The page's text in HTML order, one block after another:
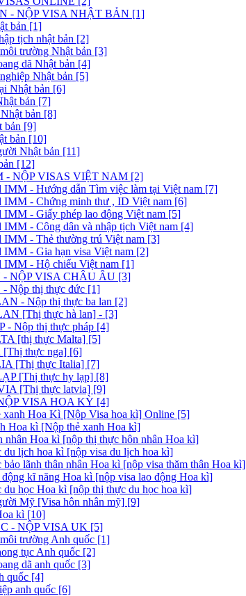
- NỘP VISA NHẬT BẢN [1]
bản [1]
tịch nhật bản [2]
trường Nhật bản [3]
dã Nhật bản [4]
Nhật bản [5]
Nhật bản [6]
bản [7]
bản [8]
bản [9]
bản [10]
Nhật bản [11]
[12]
- NỘP VISAS VIỆT NAM [2]
IMM - Hướng dẫn Tìm việc làm tại Việt nam [7]
IMM - Chứng minh thư , ID Việt nam [6]
IMM - Giấy phép lao động Việt nam [5]
IMM - Công dân và nhập tịch Việt nam [4]
IMM - Thẻ thường trú Việt nam [3]
IMM - Gia hạn visa Việt nam [2]
IMM - Hộ chiếu Việt nam [1]
NỘP VISA CHÂU ÂU [3]
Nộp thị thực đức [1]
- Nộp thị thực ba lan [2]
[Thị thực hà lan] - [3]
- Nộp thị thực pháp [4]
[thị thực Malta] [5]
thực nga] [6]
[Thị thực Italia] [7]
[Thị thực hy lạp] [8]
[Thị thực latvia] [9]
VISA HOA KỲ [4]
xanh Hoa Kì [Nộp Visa hoa kì] Online [5]
Hoa kì [Nộp thẻ xanh Hoa kì]
nhân Hoa kì [nộp thị thực hôn nhân Hoa kì]
du lịch hoa kì [nộp visa du lịch hoa kì]
lãnh thân nhân Hoa kì [nộp visa thăm thân Hoa kì]
động kĩ năng Hoa kì [nộp visa lao động Hoa kì]
du học Hoa kì [nộp thị thực du học hoa kì]
Mỹ [Visa hôn nhân mỹ] [9]
kì [10]
- NỘP VISA UK [5]
trường Anh quốc [1]
tục Anh quốc [2]
dã anh quốc [3]
quốc [4]
anh quốc [6]